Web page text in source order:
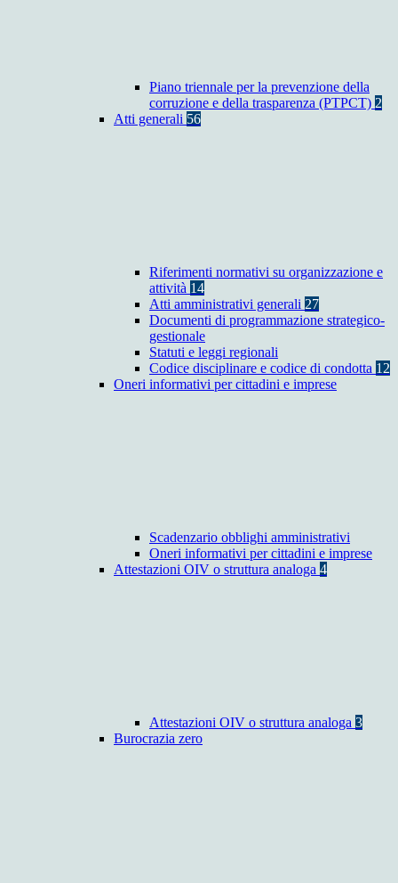
Piano triennale per la prevenzione della
corruzione e della trasparenza (PTPCT) 2
Atti generali 56
Riferimenti normativi su organizzazione e
attività 14
Atti amministrativi generali 27
Documenti di programmazione strategico-
gestionale
Statuti e leggi regionali
Codice disciplinare e codice di condotta 12
Oneri informativi per cittadini e imprese
Scadenzario obblighi amministrativi
Oneri informativi per cittadini e imprese
Attestazioni OIV o struttura analoga 4
Attestazioni OIV o struttura analoga 3
Burocrazia zero